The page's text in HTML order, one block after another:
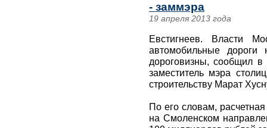
- заммэра
19 апреля 2013 года
Евстигнеев. Власти
автомобильные
дороговизны, сообщил в
заместитель мэра
строительству Марат
По его словам, расчетная
на Смоленском